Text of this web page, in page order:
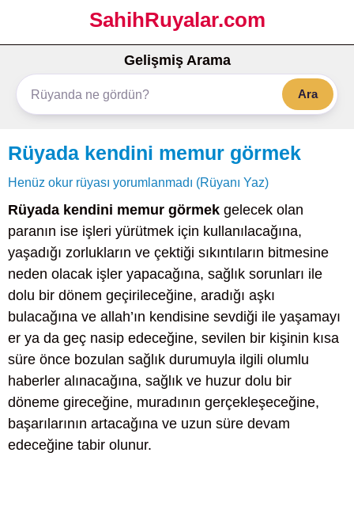
SahihRuyalar.com
Gelişmiş Arama
Ara
Rüyada kendini memur görmek
Henüz okur rüyası yorumlanmadı (Rüyanı Yaz)
Rüyada kendini memur görmek gelecek olan
paranın ise işleri yürütmek için kullanılacağına,
yaşadığı zorlukların ve çektiği sıkıntıların bitmesine
neden olacak işler yapacağına, sağlık sorunları ile
dolu bir dönem geçirileceğine, aradığı aşkı
bulacağına ve allah’ın kendisine sevdiği ile yaşamayı
er ya da geç nasip edeceğine, sevilen bir kişinin kısa
süre önce bozulan sağlık durumuyla ilgili olumlu
haberler alınacağına, sağlık ve huzur dolu bir
döneme gireceğine, muradının gerçekleşeceğine,
başarılarının artacağına ve uzun süre devam
edeceğine tabir olunur.